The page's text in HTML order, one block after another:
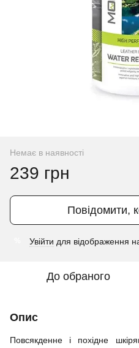
Немає в наявності
239 грн
Повідомити,
Увійти для відображення
До обраного
Опис
Повсякденне і похідне